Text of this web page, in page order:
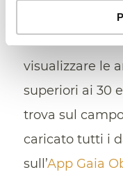
Per dare a tutti
visualizzare le
superiori ai 30
trova sul
caricato tutti i
sull’App Gaia